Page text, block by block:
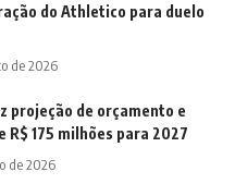
do Athletico para duelo
de 2026
projeção de orçamento e
R$ 175 milhões para 2027
de 2026